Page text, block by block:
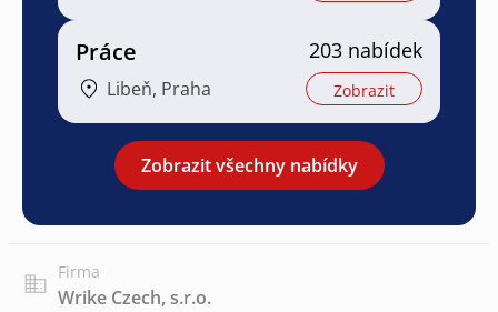
Práce
Libeň, Praha
203 nabídek
Zobrazit
Zobrazit všechny nabídky
Firma
Wrike Czech, s.r.o.